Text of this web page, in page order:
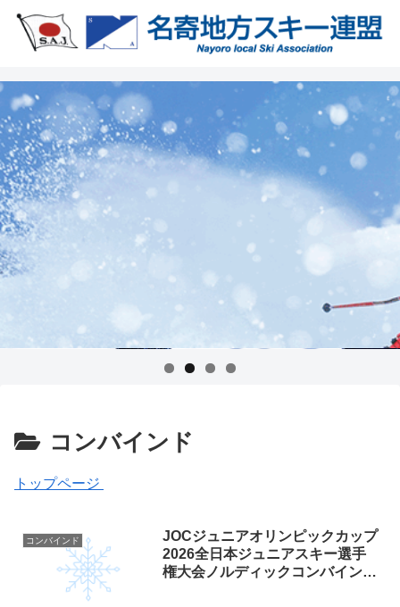
コンバインド
トップページ
コンバインド
JOCジュニアオリンピックカップ
2026全日本ジュニアスキー選手
権大会ノルディックコンバインド